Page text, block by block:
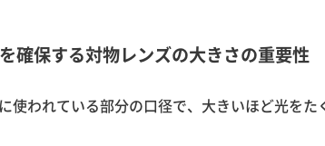
確保する対物レンズの大きさの重要性
使われている部分の口径で、大きいほど光を